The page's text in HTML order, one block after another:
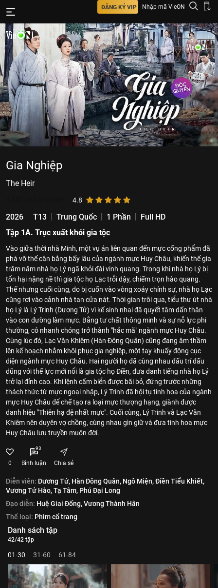
ĐĂNG KÝ VIP Nhập mã VieON
Gia Nghiệp
The Heir
4.8
2026 T13 Trung Quốc 1 Phần
Full HD
Tập 1A. Trục xuất khỏi gia tộc
Vào giữa thời nhà Minh, một vụ án liên quan đến mực cống phẩm đã
phá vỡ thế cân bằng bấy lâu của ngành mực Huy Châu, khiến thế gia
trăm năm nhà họ Lý ngã khỏi đài vinh quang. Trong khi nhà họ Lý bị
tổn hại nặng nề thì gia tộc họ Lạc trỗi dậy, chiếm trọn hào quang.
Thế nhưng cuối cùng, do bị cuốn vào vòng xoáy chính sự, nhà họ Lạc
cũng rơi vào cảnh nhà tan cửa nát. Thời gian trôi qua, tiểu thư út nhà
họ Lý là Lý Trinh (Dương Tử) vì kế sinh nhai đã quyết tâm dấn thân
vào con đường làm mực. Bằng tư chất thông minh và sự nỗ lực phi
thường, cô nhanh chóng trở thành "hắc mã" ngành mực Huy Châu.
Cùng lúc đó, Lạc Văn Khiêm (Hàn Đông Quân) cũng đang âm thầm
lên kế hoạch nhằm khôi phục gia nghiệp, một tay khuấy động cục
diện ngành mực Huy Châu. Hai người họ đã cùng nhau đấu trí đấu
dũng với thế lực mới nổi là gia tộc họ Điền, đưa danh tiếng nhà họ Lý
trở lại đỉnh cao. Khi lệnh cấm biển được bãi bỏ, đứng trước những
thách thức từ mực ngoại nhập, Lý Trinh đã hội tụ tinh hoa của ngành
mực Huy Châu để chế tạo ra loại mực thượng hạng, giành được
danh hiệu "Thiên hạ đệ nhất mực". Cuối cùng, Lý Trinh và Lạc Văn
Khiêm nên duyên vợ chồng, cùng nhau gìn giữ và đưa tinh hoa mực
Huy Châu lưu truyền muôn đời.
0
93
Bình luận Chia sẻ
Diễn viên: Dương Tử, Hàn Đông Quân, Ngô Miện,Điền Tiểu Khiết,
Vương Tử Hào,Tạ Tâm, Phú Đại Long
Đạo diễn: Huệ Giai Đống,Vương Thành Hân
Thể loại: Phim cổ trang
Danh sách tập
42/42 tập
01-30 31-60 61-84